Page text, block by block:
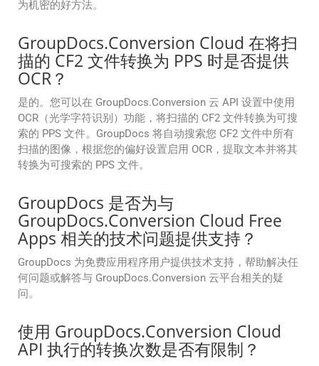
为机密的好方法。
GroupDocs.Conversion Cloud 在将扫
描的 CF2 文件转换为 PPS 时是否提供
OCR？
是的。您可以在 GroupDocs.Conversion 云 API 设置中使用
OCR（光学字符识别）功能，将扫描的 CF2 文件转换为可搜
索的 PPS 文件。GroupDocs 将自动搜索您 CF2 文件中所有
扫描的图像，根据您的偏好设置启用 OCR，提取文本并将其
转换为可搜索的 PPS 文件。
GroupDocs 是否为与
GroupDocs.Conversion Cloud Free
Apps 相关的技术问题提供支持？
GroupDocs 为免费应用程序用户提供技术支持，帮助解决任
何问题或解答与 GroupDocs.Conversion 云平台相关的疑
问。
使用 GroupDocs.Conversion Cloud
API 执行的转换次数是否有限制？